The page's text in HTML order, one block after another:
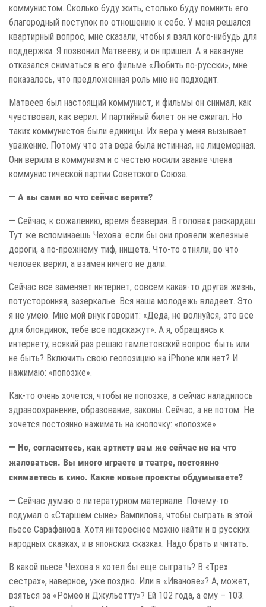
коммунистом. Сколько буду жить, столько буду помнить его
благородный поступок по отношению к себе. У меня решался
квартирный вопрос, мне сказали, чтобы я взял кого-нибудь для
поддержки. Я позвонил Матвееву, и он пришел. А я накануне
отказался сниматься в его фильме «Любить по-русски», мне
показалось, что предложенная роль мне не подходит.
Матвеев был настоящий коммунист, и фильмы он снимал, как
чувствовал, как верил. И партийный билет он не сжигал. Но
таких коммунистов были единицы. Их вера у меня вызывает
уважение. Потому что эта вера была истинная, не лицемерная.
Они верили в коммунизм и с честью носили звание члена
коммунистической партии Советского Союза.
— А вы сами во что сейчас верите?
— Сейчас, к сожалению, время безверия. В головах раскардаш.
Тут же вспоминаешь Чехова: если бы они провели железные
дороги, а по-прежнему тиф, нищета. Что-то отняли, во что
человек верил, а взамен ничего не дали.
Сейчас все заменяет интернет, совсем какая-то другая жизнь,
потусторонняя, зазеркалье. Вся наша молодежь владеет. Это
я не умею. Мне мой внук говорит: «Деда, не волнуйся, это все
для блондинок, тебе все подскажут». А я, обращаясь к
интернету, всякий раз решаю гамлетовский вопрос: быть или
не быть? Включить свою геопозицию на iPhone или нет? И
нажимаю: «попозже».
Как-то очень хочется, чтобы не попозже, а сейчас наладилось
здравоохранение, образование, законы. Сейчас, а не потом. Не
хочется постоянно нажимать на кнопочку: «попозже».
— Но, согласитесь, как артисту вам же сейчас не на что
жаловаться. Вы много играете в театре, постоянно
снимаетесь в кино. Какие новые проекты обдумываете?
— Сейчас думаю о литературном материале. Почему-то
подумал о «Старшем сыне» Вампилова, чтобы сыграть в этой
пьесе Сарафанова. Хотя интересное можно найти и в русских
народных сказках, и в японских сказках. Надо брать и читать.
В какой пьесе Чехова я хотел бы еще сыграть? В «Трех
сестрах», наверное, уже поздно. Или в «Иванове»? А, может,
взяться за «Ромео и Джульетту»? Ей 102 года, а ему – 103.